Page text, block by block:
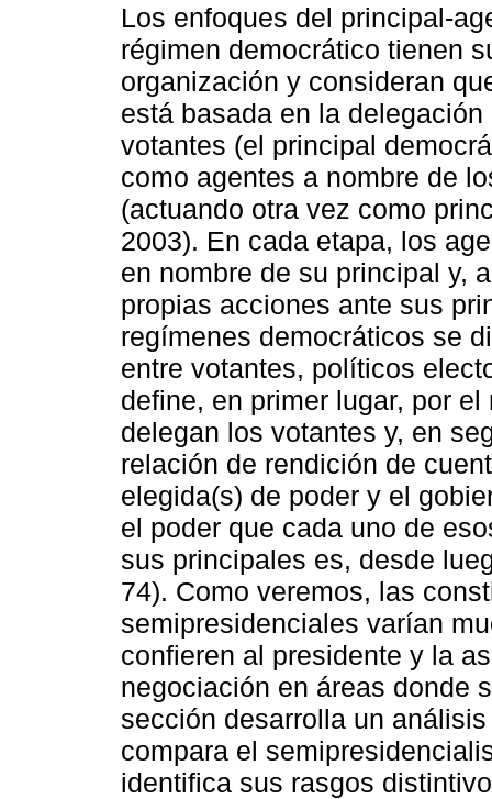
Los enfoques del principal-
régimen democrático tienen
organización y consideran
está basada en la
votantes (el principal
como agentes a nombre de
(actuando otra vez como
2003). En cada etapa, los
en nombre de su principal y,
propias acciones ante sus
regímenes democráticos se
entre votantes, políticos
define, en primer lugar, por
delegan los votantes y, en
relación de rendición de
elegida(s) de poder y el
el poder que cada uno de
sus principales es, desde
74). Como veremos, las
semipresidenciales varían
confieren al presidente y la
negociación en áreas donde
sección desarrolla un
compara el
identifica sus rasgos